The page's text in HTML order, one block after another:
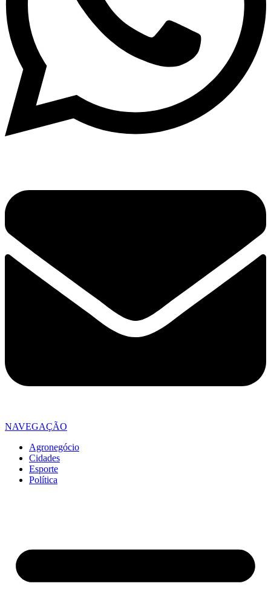
NAVEGAÇÃO
Agronegócio
Cidades
Esporte
Política